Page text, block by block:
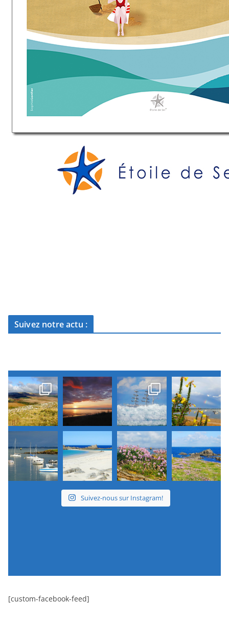
Suivez notre actu :
Suivez-nous sur Instagram!
[custom-facebook-feed]